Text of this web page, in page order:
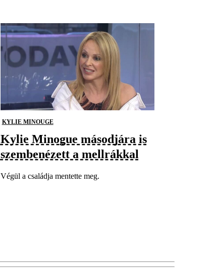
KYLIE MINOUGE
Kylie Minogue másodjára is
szembenézett a mellrákkal
Végül a családja mentette meg.